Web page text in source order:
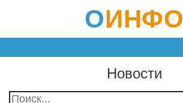
ОИНФО
Новости